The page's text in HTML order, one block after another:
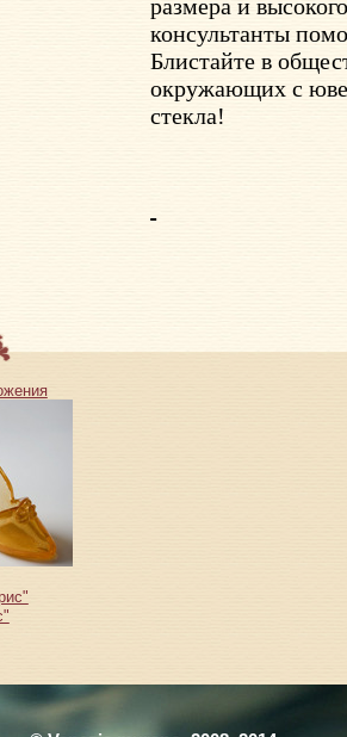
размера и
консультанты
Блистайте в
окружающих с
стекла!